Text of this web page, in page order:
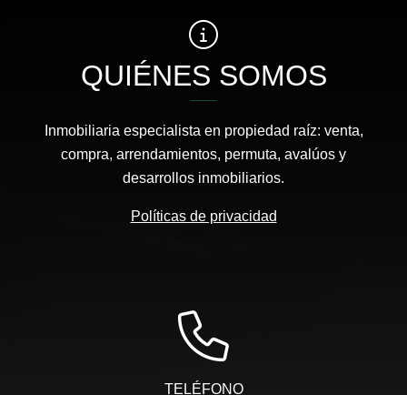
QUIÉNES SOMOS
Inmobiliaria especialista en propiedad raíz: venta,
compra, arrendamientos, permuta, avalúos y
desarrollos inmobiliarios.
Políticas de privacidad
TELÉFONO